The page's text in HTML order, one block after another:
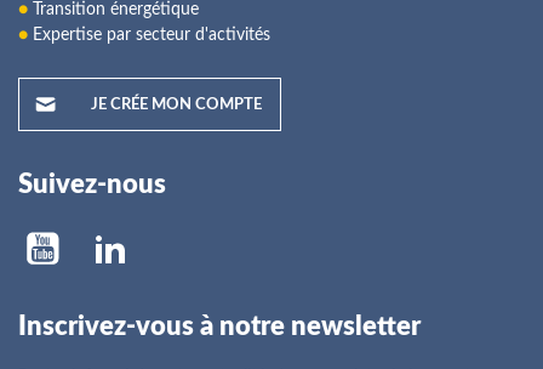
● Transition énergétique
● Expertise par secteur d'activités
JE CRÉE MON COMPTE
Suivez-nous
Inscrivez-vous à notre newsletter